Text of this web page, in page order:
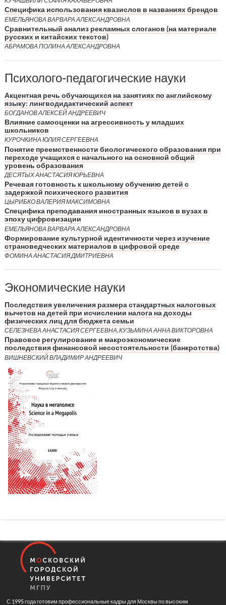
Специфика использования квазислов в названиях брендов
ЕМЕЛЬЯНОВА ВАРВАРА АЛЕКСАНДРОВНА
Сравнительный анализ рекламных слоганов (на материале
русских и китайских текстов)
АБРАМОВА ПОЛИНА АЛЕКСАНДРОВНА
Психолого-педагогические науки
Акцентная речь обучающихся на занятиях по английскому
языку: лингводидактический аспект
БОГДАНОВ АЛЕКСЕЙ АНДРЕЕВИЧ
Влияние самооценки на агрессивность у младших
школьников
КУРОЧКИНА ЮЛИЯ СЕРГЕЕВНА
Понятие преемственности биологического образования при
переходе учащихся с начального на основной общий
уровень образования
ДЕСЯТЫХ АНАСТАСИЯ ЮРЬЕВНА
Речевая готовность к школьному обучению детей с
задержкой психического развития
ЦЫРИБКО ВАЛЕРИЯ МАКСИМОВНА
Специфика преподавания иностранных языков в вузах в
эпоху цифровизации
ЕМЕЛЬЯНОВА ВАРВАРА АЛЕКСАНДРОВНА
Формирование культурной идентичности через изучение
страноведческих материалов в цифровой среде
ФОМИНА АНАСТАСИЯ ДМИТРИЕВНА
Экономические науки
Последствия увеличения размера стандартных налоговых
вычетов на детей при исчислении налога на доходы
физических лиц для бюджета семьи
СЕЛЕЗНЕВА АНАСТАСИЯ СЕРГЕЕВНА, КУЗЬМИНА АННА ВИКТОРОВНА
Правовое регулирование и макроэкономические
последствия финансовой несостоятельности (банкротства)
ВИШНЕВСКИЙ ВЛАДИМИР АНДРЕЕВИЧ
С 1995 года готовим профессиональные кадры для Москвы по высоким